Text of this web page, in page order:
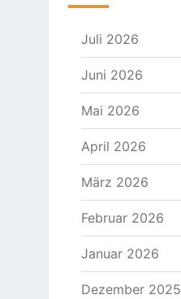
Juli 2026
Juni 2026
Mai 2026
April 2026
März 2026
Februar 2026
Januar 2026
Dezember 2025